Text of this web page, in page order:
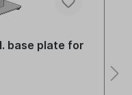
base plate for